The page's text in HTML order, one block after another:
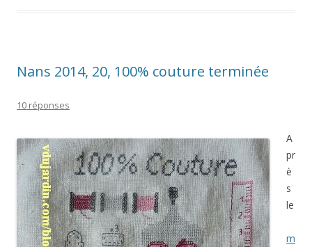
Nans 2014, 20, 100% couture terminée
10 réponses
A
pr
è
s
le
m